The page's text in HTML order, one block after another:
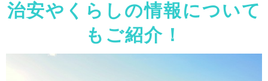
治安やくらしの情報について
もご紹介！